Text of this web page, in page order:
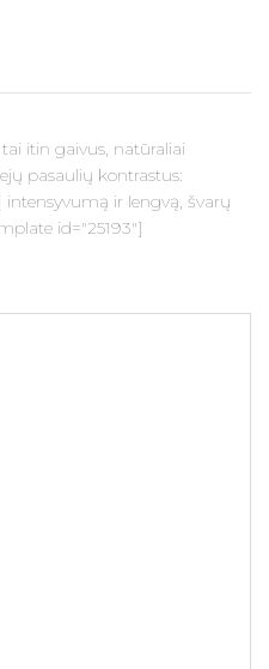
itin gaivus, natūraliai
pasaulių kontrastus:
ir lengvą, švarų
id="25193"]